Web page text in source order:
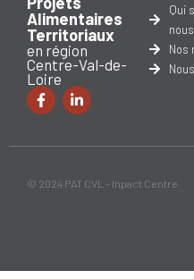
Alimentaires
Territoriaux
en région
Centre-Val-de-
Loire
Qui
Nos
© 2024 PAT CVL - Inpact Centre